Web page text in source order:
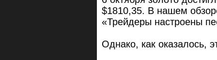
$1810,35. В нашем
«Трейдеры настроены
Однако, как оказалось,